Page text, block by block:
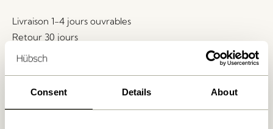
Consent Details About
Livraison 1-4 jours ouvrables
Retour 30 jours
Livraison gratuite à partir de